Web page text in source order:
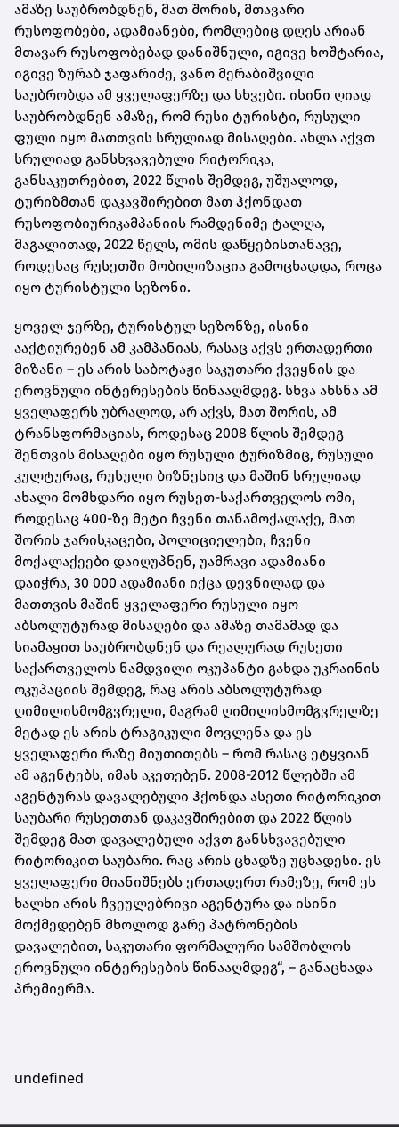
ამაზე საუბრობდნენ, მათ შორის, მთავარი
რუსოფობები, ადამიანები, რომლებიც დღეს არიან
მთავარ რუსოფობებად დანიშნული, იგივე ხოშტარია,
იგივე ზურაბ ჯაფარიძე, ვანო მერაბიშვილი
საუბრობდა ამ ყველაფერზე და სხვები. ისინი ღიად
საუბრობდნენ ამაზე, რომ რუსი ტურისტი, რუსული
ფული იყო მათთვის სრულიად მისაღები. ახლა აქვთ
სრულიად განსხვავებული რიტორიკა,
განსაკუთრებით, 2022 წლის შემდეგ, უშუალოდ,
ტურიზმთან დაკავშირებით მათ ჰქონდათ
რუსოფობიურიკამპანიის რამდენიმე ტალღა,
მაგალითად, 2022 წელს, ომის დაწყებისთანავე,
როდესაც რუსეთში მობილიზაცია გამოცხადდა, როცა
იყო ტურისტული სეზონი.
ყოველ ჯერზე, ტურისტულ სეზონზე, ისინი
ააქტიურებენ ამ კამპანიას, რასაც აქვს ერთადერთი
მიზანი – ეს არის საბოტაჟი საკუთარი ქვეყნის და
ეროვნული ინტერესების წინააღმდეგ. სხვა ახსნა ამ
ყველაფერს უბრალოდ, არ აქვს, მათ შორის, ამ
ტრანსფორმაციას, როდესაც 2008 წლის შემდეგ
შენთვის მისაღები იყო რუსული ტურიზმიც, რუსული
კულტურაც, რუსული ბიზნესიც და მაშინ სრულიად
ახალი მომხდარი იყო რუსეთ-საქართველოს ომი,
როდესაც 400-ზე მეტი ჩვენი თანამოქალაქე, მათ
შორის ჯარისკაცები, პოლიციელები, ჩვენი
მოქალაქეები დაიღუპნენ, უამრავი ადამიანი
დაიჭრა, 30 000 ადამიანი იქცა დევნილად და
მათთვის მაშინ ყველაფერი რუსული იყო
აბსოლუტურად მისაღები და ამაზე თამამად და
სიამაყით საუბრობდნენ და რეალურად რუსეთი
საქართველოს ნამდვილი ოკუპანტი გახდა უკრაინის
ოკუპაციის შემდეგ, რაც არის აბსოლუტურად
ღიმილისმომგვრელი, მაგრამ ღიმილისმომგვრელზე
მეტად ეს არის ტრაგიკული მოვლენა და ეს
ყველაფერი რაზე მიუთითებს – რომ რასაც ეტყვიან
ამ აგენტებს, იმას აკეთებენ. 2008-2012 წლებში ამ
აგენტურას დავალებული ჰქონდა ასეთი რიტორიკით
საუბარი რუსეთთან დაკავშირებით და 2022 წლის
შემდეგ მათ დავალებული აქვთ განსხვავებული
რიტორიკით საუბარი. რაც არის ცხადზე უცხადესი. ეს
ყველაფერი მიანიშნებს ერთადერთ რამეზე, რომ ეს
ხალხი არის ჩვეულებრივი აგენტურა და ისინი
მოქმედებენ მხოლოდ გარე პატრონების
დავალებით, საკუთარი ფორმალური სამშობლოს
ეროვნული ინტერესების წინააღმდეგ“, – განაცხადა
პრემიერმა.
undefined